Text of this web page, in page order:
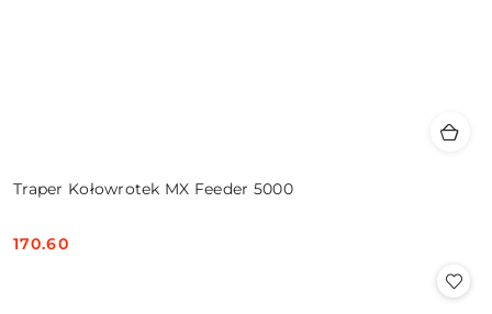
Traper Kołowrotek MX Feeder 5000
Cena:
170.60